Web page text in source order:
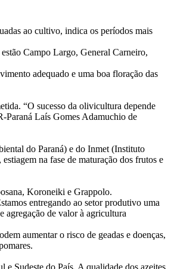
ao cultivo, indica os períodos mais
Campo Largo, General Carneiro,
adequado e uma boa floração das
“O sucesso da olivicultura depende
Paraná Laís Gomes Adamuchio de
do Paraná) e do Inmet (Instituto
na fase de maturação dos frutos e
Koroneiki e Grappolo.
entregando ao setor produtivo uma
agregação de valor à agricultura
aumentar o risco de geadas e doenças,
Sudeste do País. A qualidade dos azeites